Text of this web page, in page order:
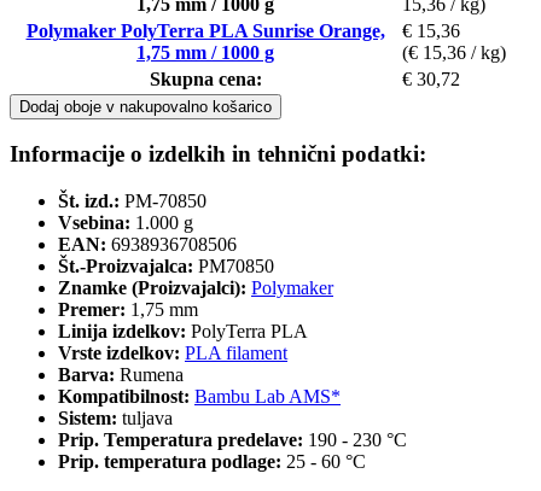
Polymaker PolyTerra PLA Sunrise Orange,
1,75 mm / 1000 g
€ 15,36
(€ 15,36 / kg)
Skupna cena:
€ 30,72
Dodaj oboje v nakupovalno košarico
Informacije o izdelkih in tehnični podatki:
Št. izd.: PM-70850
Vsebina: 1.000 g
EAN: 6938936708506
Št.-Proizvajalca: PM70850
Znamke (Proizvajalci): Polymaker
Premer: 1,75 mm
Linija izdelkov: PolyTerra PLA
Vrste izdelkov: PLA filament
Barva: Rumena
Kompatibilnost: Bambu Lab AMS*
Sistem: tuljava
Prip. Temperatura predelave: 190 - 230 °C
Prip. temperatura podlage: 25 - 60 °C